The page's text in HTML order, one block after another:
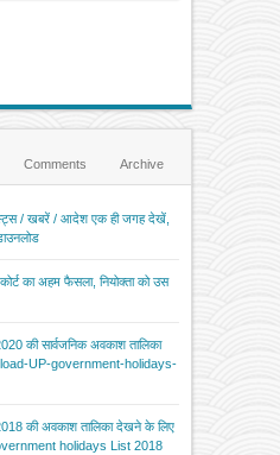
Comments Archive
/ खबरें / आदेश एक ही जगह देखें,
का अहम फैसला, नियोक्ता को उस
की सार्वजनिक अवकाश तालिका
UP-government-holidays-
2018 की अवकाश तालिका देखने के लिए
holidays List 2018